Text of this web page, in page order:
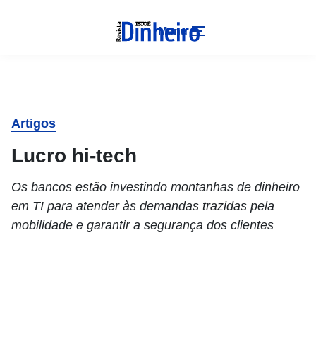
Menu
Artigos
Lucro hi-tech
Os bancos estão investindo montanhas de dinheiro
em TI para atender às demandas trazidas pela
mobilidade e garantir a segurança dos clientes